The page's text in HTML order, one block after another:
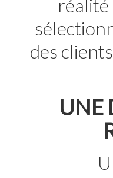
réalité
des
UNE